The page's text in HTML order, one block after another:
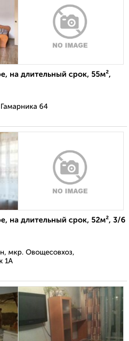
на длительный срок, 55м²,
64
на длительный срок, 52м², 3/6
мкр. Овощесовхоз,
1А